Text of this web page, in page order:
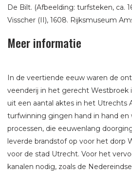
De Bilt. (Afbeelding: turfsteken, ca.
Visscher (II), 1608. Rijksmuseum
Meer informatie
In de veertiende eeuw waren de
veenderij in het gerecht Westbroek
uit een aantal aktes in het Utrechts
turfwinning gingen hand in hand en
processen, die eeuwenlang
leverde brandstof op voor het dorp
voor de stad Utrecht. Voor het
kanalen nodig, zoals de